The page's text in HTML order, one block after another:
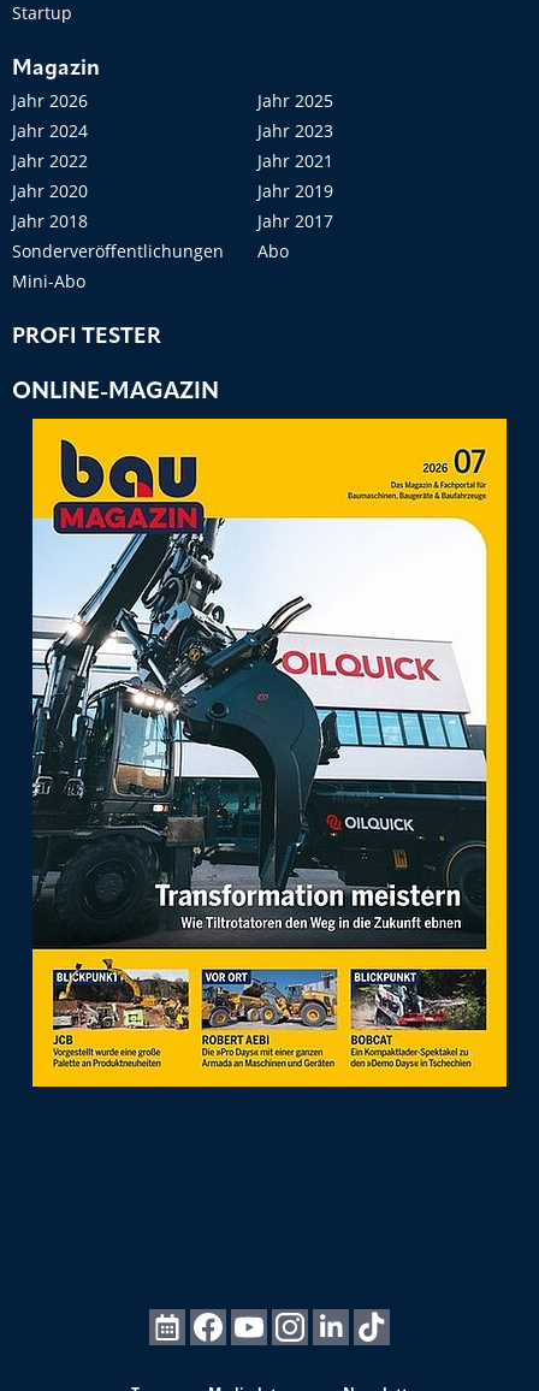
Startup
Magazin
Jahr 2026
Jahr 2025
Jahr 2024
Jahr 2023
Jahr 2022
Jahr 2021
Jahr 2020
Jahr 2019
Jahr 2018
Jahr 2017
Sonderveröffentlichungen
Abo
Mini-Abo
PROFI TESTER
ONLINE-MAGAZIN